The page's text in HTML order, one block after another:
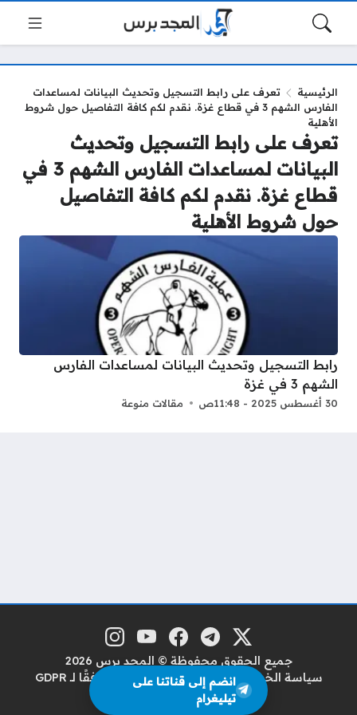
الرئيسية
تعرف على رابط التسجيل وتحديث البيانات لمساعدات
الفارس الشهم 3 في قطاع غزة. نقدم لكم كافة التفاصيل حول شروط
الأهلية
تعرف على رابط التسجيل وتحديث
البيانات لمساعدات الفارس الشهم 3 في
قطاع غزة. نقدم لكم كافة التفاصيل
حول شروط الأهلية
رابط التسجيل وتحديث البيانات لمساعدات الفارس
الشهم 3 في غزة
30 أغسطس 2025 - 11:48ص مقالات منوعة
مواقع التواصل منصة إكس
تلغرامفيسبوكيوتيوبإنستغرام
جميع الحقوق محفوظة © المجد برس 2026
سياسة الخصوصيةسياسة حماية البيانات وفقًا لـ GDPR
من نحن
انضم إلى قناتنا على
تيليغرام